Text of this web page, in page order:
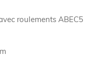
roulements ABEC5